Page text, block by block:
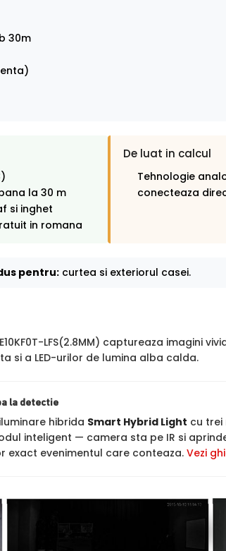
30m
la 30 m
si inghet
in romana
De luat in calcul
Tehnologie
conecteaza
pentru: curtea si exteriorul casei.
LFS(2.8MM) captureaza imagini
si a LED-urilor de lumina alba calda.
la detectie
iluminare hibrida Smart Hybrid Light cu
inteligent — camera sta pe IR si
exact evenimentul care conteaza. Vezi